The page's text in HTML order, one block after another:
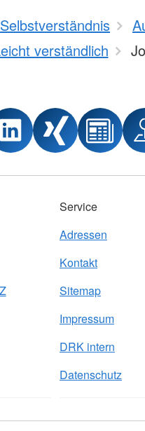
Selbstverständnis
verständlich
Service
Adressen
Kontakt
Sitemap
Impressum
DRK intern
Datenschutz